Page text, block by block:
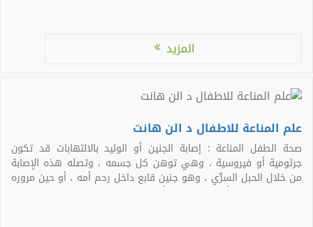
المزيد
علم المناعة للاطفال د الن هانت
صحة الطفل المناعة : إصابة الجنين أو الوليد بالالتهابات قد تكون
جرثومية أو فيروسية ، وهي توهن كل جسمه ، وتصله هذه الإصابة
من خلال الحبل السرِّي ، وهو جنين قابع داخل رحم أمه ، أو حين مروره
بالقناة التناسلية أثناء الولادة ، أو قد تهاجمه الالتهابات بسبب جرح